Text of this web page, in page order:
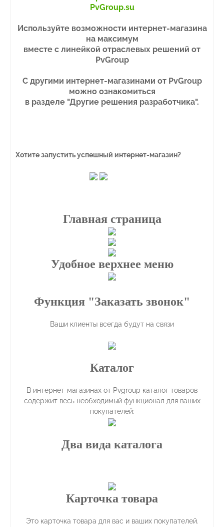
PvGroup.su
Используйте возможности интернет-магазина
на максимум
вместе с линейкой отраслевых решений от
PvGroup
С другими интернет-магазинами от PvGroup
можно ознакомиться
в разделе "Другие решения разработчика".
Хотите запустить успешный интернет-магазин?
Главная страница
Удобное верхнее меню
Функция "Заказать звонок"
Ваши клиенты всегда будут на связи
Каталог
В интернет-магазинах от Pvgroup каталог товаров
содержит весь необходимый функционал для ваших
покупателей:
Два вида каталога
Карточка товара
Это карточка товара для вас и ваших покупателей.